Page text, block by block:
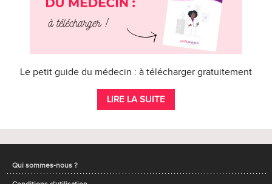
Le petit guide du médecin : à télécharger gratuitement
LIRE LA SUITE
Qui sommes-nous ?